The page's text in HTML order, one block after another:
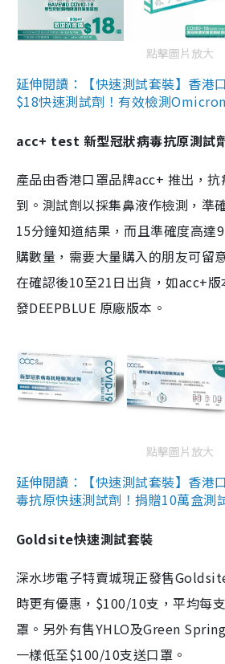
點擊圖片放大
延伸閱讀：【快速測試套裝】香港
$18快速測試劑！有效檢測
acc+ test 新型冠狀病毒抗原測試
產品由香港口罩品牌acc+ 推出，
到。測試劑以採集鼻液作檢測，準
15分鐘知道結果，而且準確度高達
購數量，需要大量購入的朋友可留
在確認後10至21日出貨，如acc+
發DEEPBLUE 原廠版本。
點擊圖片放大
延伸閱讀：【快速測試套裝】香港
毒抗原快速測試劑！捐贈10萬盒測
Goldsite快速測試套裝
深水埗電子特賣城現正發售
時更有優惠，$100/10支，平均每
罩。另外有售YHLO及Green
一樣低至$100/10支送口罩。